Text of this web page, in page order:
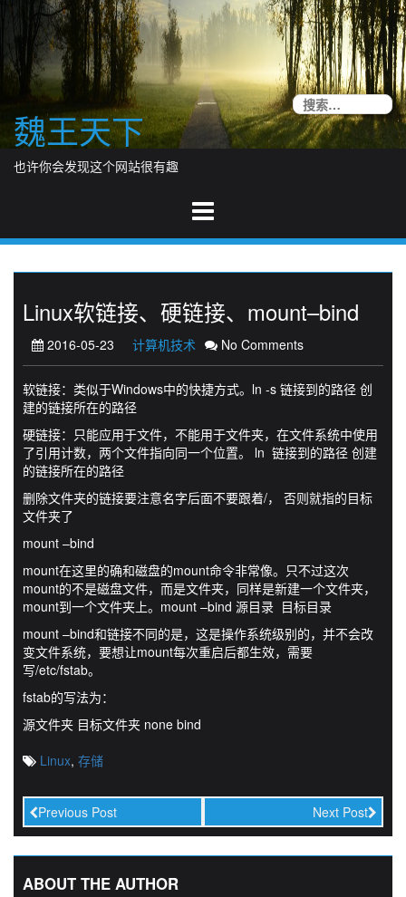
content
魏王天下
也许你会发现这个网站很有趣
搜
Linux软链接、硬链接、mount–bind
2016-05-23 计算机技术 No Comments
软链接：类似于Windows中的快捷方式。ln -s 链接到的路径 创
建的链接所在的路径
硬链接：只能应用于文件，不能用于文件夹，在文件系统中使用
了引用计数，两个文件指向同一个位置。 ln 链接到的路径 创建
的链接所在的路径
删除文件夹的链接要注意名字后面不要跟着/， 否则就指的目标
文件夹了
mount –bind
mount在这里的确和磁盘的mount命令非常像。只不过这次
mount的不是磁盘文件，而是文件夹，同样是新建一个文件夹，
mount到一个文件夹上。mount –bind 源目录 目标目录
mount –bind和链接不同的是，这是操作系统级别的，并不会改
变文件系统，要想让mount每次重启后都生效，需要
写/etc/fstab。
fstab的写法为：
源文件夹 目标文件夹 none bind
Linux, 存储
Previous Post Next Post
ABOUT THE AUTHOR